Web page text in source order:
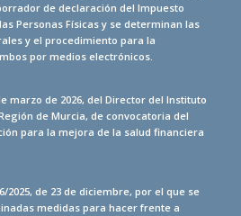
de declaración del Impuesto
Personas Físicas y se determinan las
y el procedimiento para la
por medios electrónicos.
marzo de 2026, del Director del Instituto
de Murcia, de convocatoria del
para la mejora de la salud financiera
2025, de 23 de diciembre, por el que se
medidas para hacer frente a